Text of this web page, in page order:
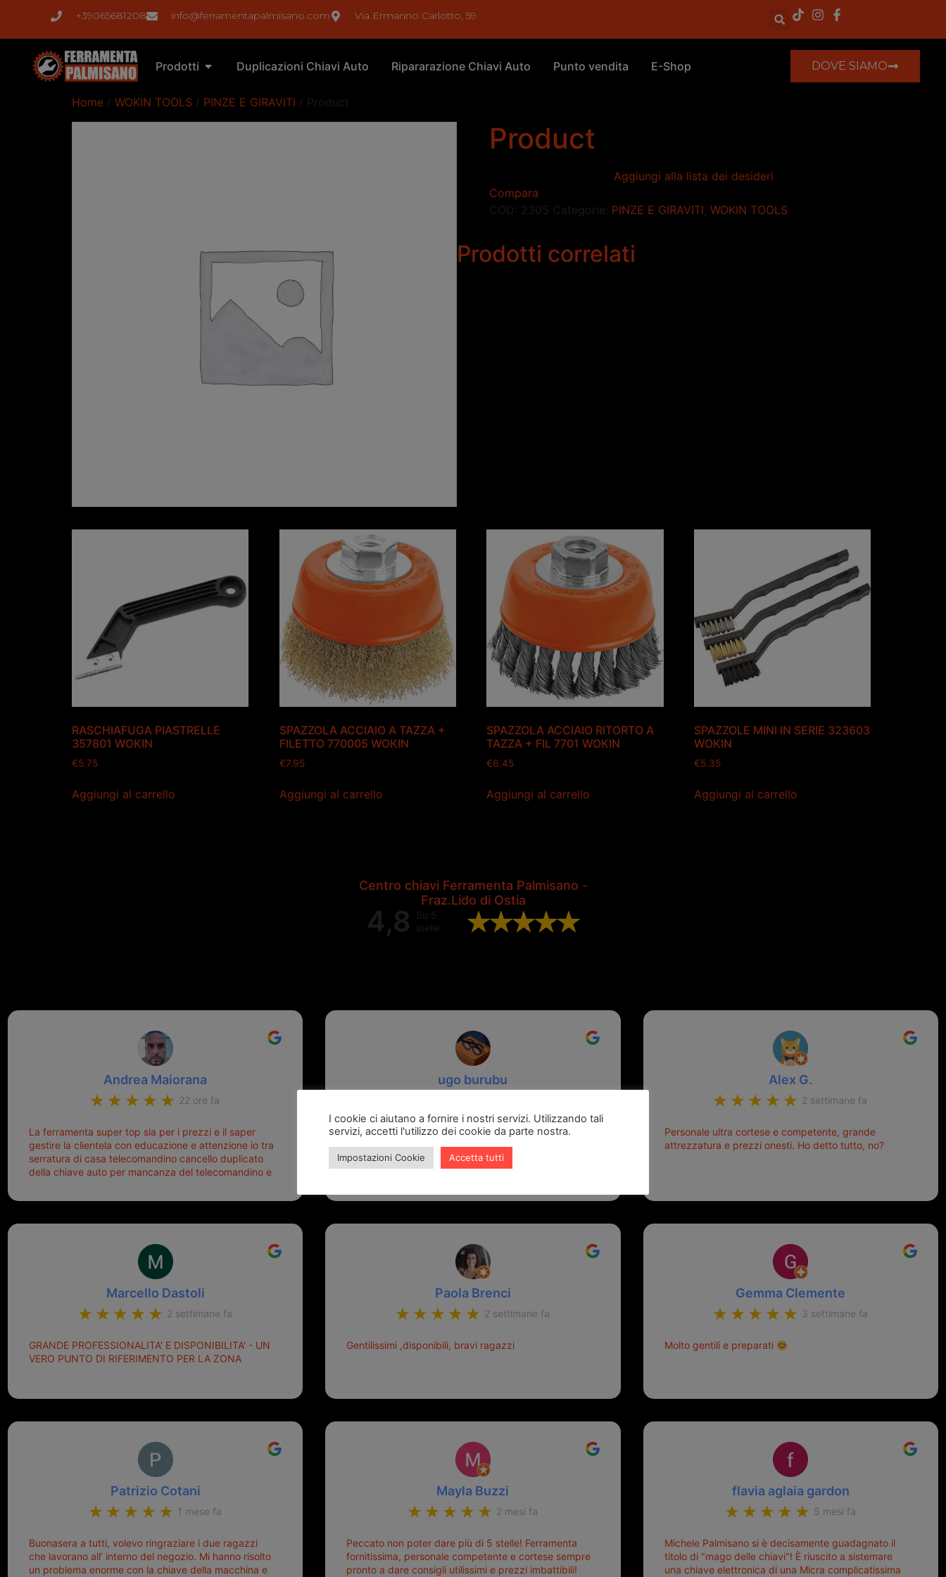
+39065681208 info@ferramentapalmisano.com Via Ermanno Carlotto, 59
Prodotti Duplicazioni Chiavi Auto Ripararazione Chiavi Auto Punto vendita E-Shop DOVE SIAMO
Home / WOKIN TOOLS / PINZE E GIRAVITI / Product
Product
Aggiungi alla lista dei desideri
Compara
COD: 2305 Categorie: PINZE E GIRAVITI, WOKIN TOOLS
Prodotti correlati
RASCHIAFUGA PIASTRELLE
357801 WOKIN
€5.75
Aggiungi al carrello
SPAZZOLA ACCIAIO A TAZZA +
FILETTO 770005 WOKIN
€7.95
Aggiungi al carrello
SPAZZOLA ACCIAIO RITORTO A
TAZZA + FIL 7701 WOKIN
€6.45
Aggiungi al carrello
SPAZZOLE MINI IN SERIE 323603
WOKIN
€5.35
Aggiungi al carrello
Centro chiavi Ferramenta Palmisano -
Fraz.Lido di Ostia
4,8
Su 5
stelle
Andrea Maiorana
22 ore fa
La ferramenta super top sia per i prezzi e il saper
gestire la clientela con educazione e attenzione io tra
serratura di casa telecomandino cancello duplicato
della chiave auto per mancanza del telecomandino e
meglio ferramenta de ostia e poi il prorietario il signor
ugo burubu
Mi sono recato presso la ferramenta Palmisano ed è
stata una esperienza fantastica. Il titolare educato e
alla mano si è rivelato un vero professionista oltre ad
essere onestissimo sul costo. Preciso e puntuale sulla
Alex G.
2 settimane fa
Personale ultra cortese e competente, grande
attrezzatura e prezzi onesti. Ho detto tutto, no?
Marcello Dastoli
2 settimane fa
GRANDE PROFESSIONALITA' E DISPONIBILITA' - UN
VERO PUNTO DI RIFERIMENTO PER LA ZONA
Paola Brenci
2 settimane fa
Gentilissimi ,disponibili, bravi ragazzi
Gemma Clemente
3 settimane fa
Molto gentili e preparati
Patrizio Cotani
1 mese fa
Buonasera a tutti, volevo ringraziare i due ragazzi
che lavorano all’ interno del negozio. Mi hanno risolto
un problema enorme con la chiave della macchina e
Mayla Buzzi
2 mesi fa
Peccato non poter dare più di 5 stelle! Ferramenta
fornitissima, personale competente e cortese sempre
pronto a dare consigli utilissimi e prezzi imbattibili!
flavia aglaia gardon
5 mesi fa
Michele Palmisano si è decisamente guadagnato il
titolo di "mago delle chiavi"! È riuscito a sistemare
una chiave elettronica di una Micra complicatissima
I cookie ci aiutano a fornire i nostri servizi. Utilizzando tali
servizi, accetti l'utilizzo dei cookie da parte nostra.
Impostazioni Cookie Accetta tutti